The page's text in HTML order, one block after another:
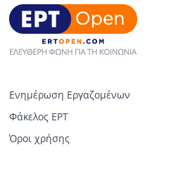
Ενημέρωση Εργαζομένων
Φάκελος ΕΡΤ
Όροι χρήσης